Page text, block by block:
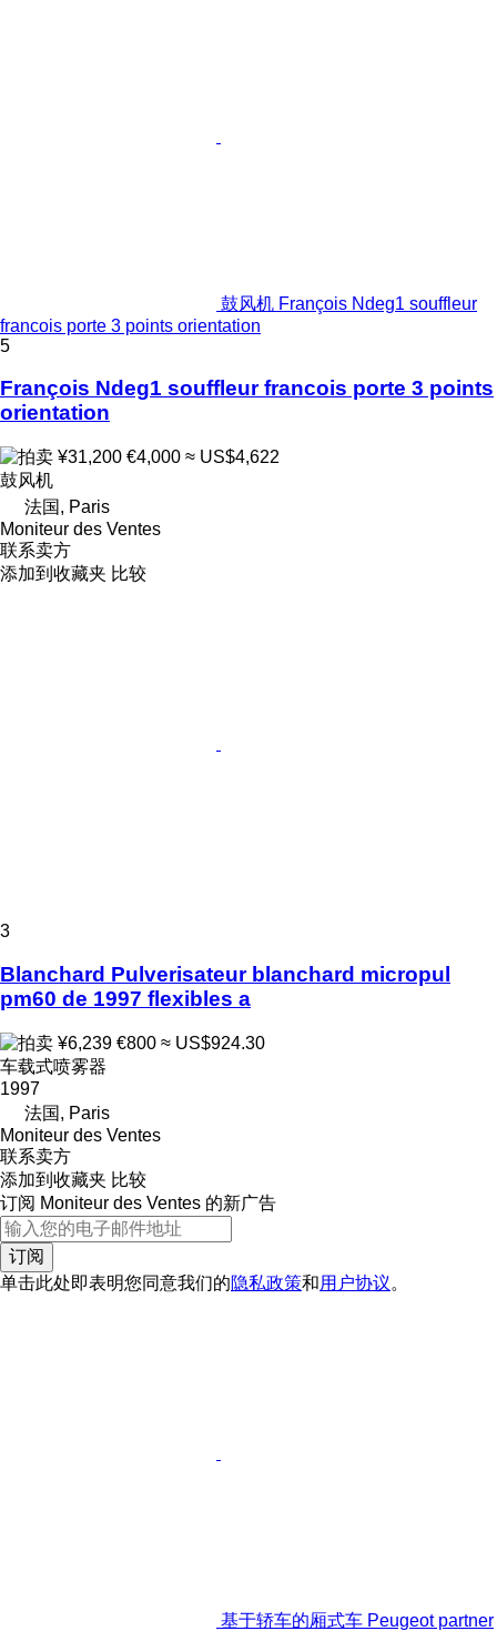
鼓风机 François Ndeg1 souffleur
francois porte 3 points orientation
5
François Ndeg1 souffleur francois porte 3 points
orientation
¥31,200 €4,000 ≈ US$4,622
鼓风机
法国, Paris
Moniteur des Ventes
联系卖方
添加到收藏夹 比较
3
Blanchard Pulverisateur blanchard micropul
pm60 de 1997 flexibles a
¥6,239 €800 ≈ US$924.30
车载式喷雾器
1997
法国, Paris
Moniteur des Ventes
联系卖方
添加到收藏夹 比较
订阅 Moniteur des Ventes 的新广告
订阅
单击此处即表明您同意我们的隐私政策和用户协议。
基于轿车的厢式车 Peugeot partner